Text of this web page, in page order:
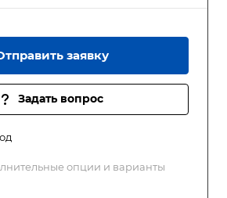
заявку
Задать вопрос
опции и варианты